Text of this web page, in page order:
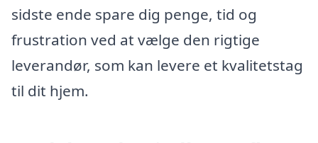
sidste ende spare dig penge, tid og
frustration ved at vælge den rigtige
leverandør, som kan levere et kvalitetstag
til dit hjem.